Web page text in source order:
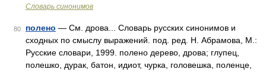
Словарь синонимов
80 полено — См. дрова... Словарь русских синонимов и
сходных по смыслу выражений. под. ред. Н. Абрамова, М.:
Русские словари, 1999. полено дерево, дрова; глупец,
полешко, дурак, батон, идиот, чурка, головешка, поленце,